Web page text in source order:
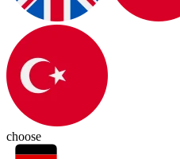
choose